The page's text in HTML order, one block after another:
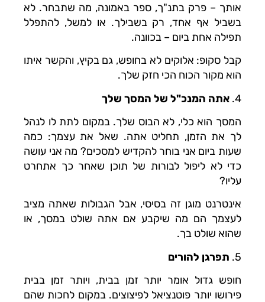
אותך – פרק בתנ"ך, ספר באמונה, מה שתבחר. לא
בשביל אף אחד, רק בשבילך. או למשל, להתפלל
תפילה אחת ביום – בכוונה.
קבל סקופ: אלוקים לא בחופש, גם בקיץ, והקשר איתו
הוא מקור הכוח הכי חזק שלך.
4. אתה המנכ"ל של המסך שלך
המסך הוא כלי, לא הבוס שלך. במקום לתת לו לנהל
לך את הזמן, תחליט אתה. שאל את עצמך: כמה
שעות ביום אני בוחר להקדיש למסכים? מה אני עושה
כדי לא ליפול לבורות של תוכן שאחר כך אתחרט
עליו?
אינטרנט מוגן זה בסיסי, אבל הגבולות שאתה מציב
לעצמך הם מה שיקבע אם אתה שולט במסך, או
שהוא שולט בך.
5. תפרגן להורים
חופש גדול אומר יותר זמן בבית, ויותר זמן בבית
פירושו יותר פוטנציאל לפיצוצים. במקום לחכות שהם